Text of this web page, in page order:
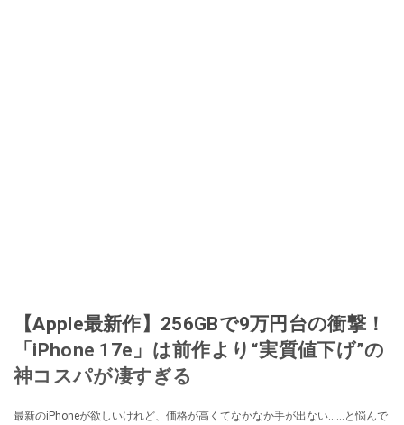
【Apple最新作】256GBで9万円台の衝撃！
「iPhone 17e」は前作より“実質値下げ”の
神コスパが凄すぎる
最新のiPhoneが欲しいけれど、価格が高くてなかなか手が出ない……と悩んで